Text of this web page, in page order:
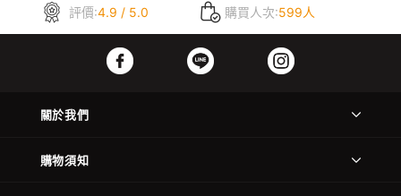
評價:4.9 / 5.0 購買人次:599人
關於我們
購物須知